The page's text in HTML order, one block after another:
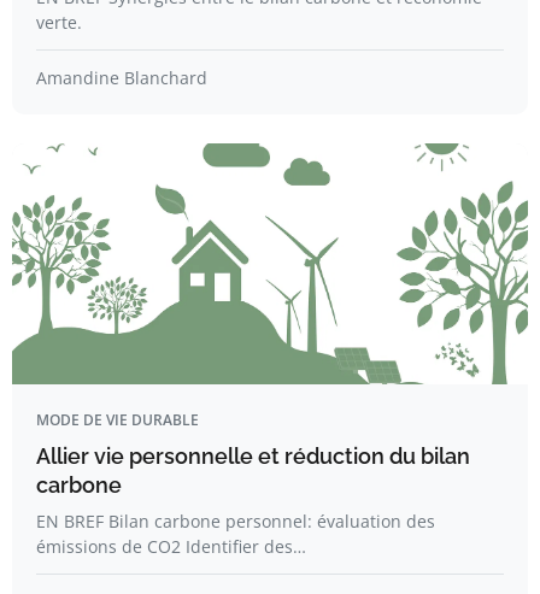
verte.
Amandine Blanchard
MODE DE VIE DURABLE
Allier vie personnelle et réduction du bilan
carbone
EN BREF Bilan carbone personnel: évaluation des
émissions de CO2 Identifier des…